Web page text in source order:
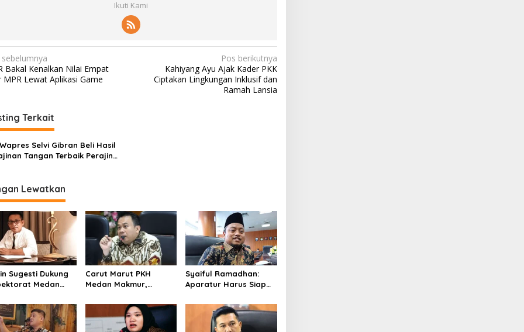
Ikuti Kami
sebelumnya
Bakal Kenalkan Nilai Empat
MPR Lewat Aplikasi Game
Pos berikutnya
Kahiyang Ayu Ajak Kader PKK
Ciptakan Lingkungan Inklusif dan
Ramah Lansia
Terkait
Selvi Gibran Beli Hasil
Tangan Terbaik Perajin
Lewatkan
Sugesti Dukung
Medan
Terkait
Serapan
Carut Marut PKH
Medan Makmur,
Pertanyakan
Keseriusan Pemko
Salurkan Bansos
Syaiful Ramadhan:
Aparatur Harus Siap
Susah Maupun Senang